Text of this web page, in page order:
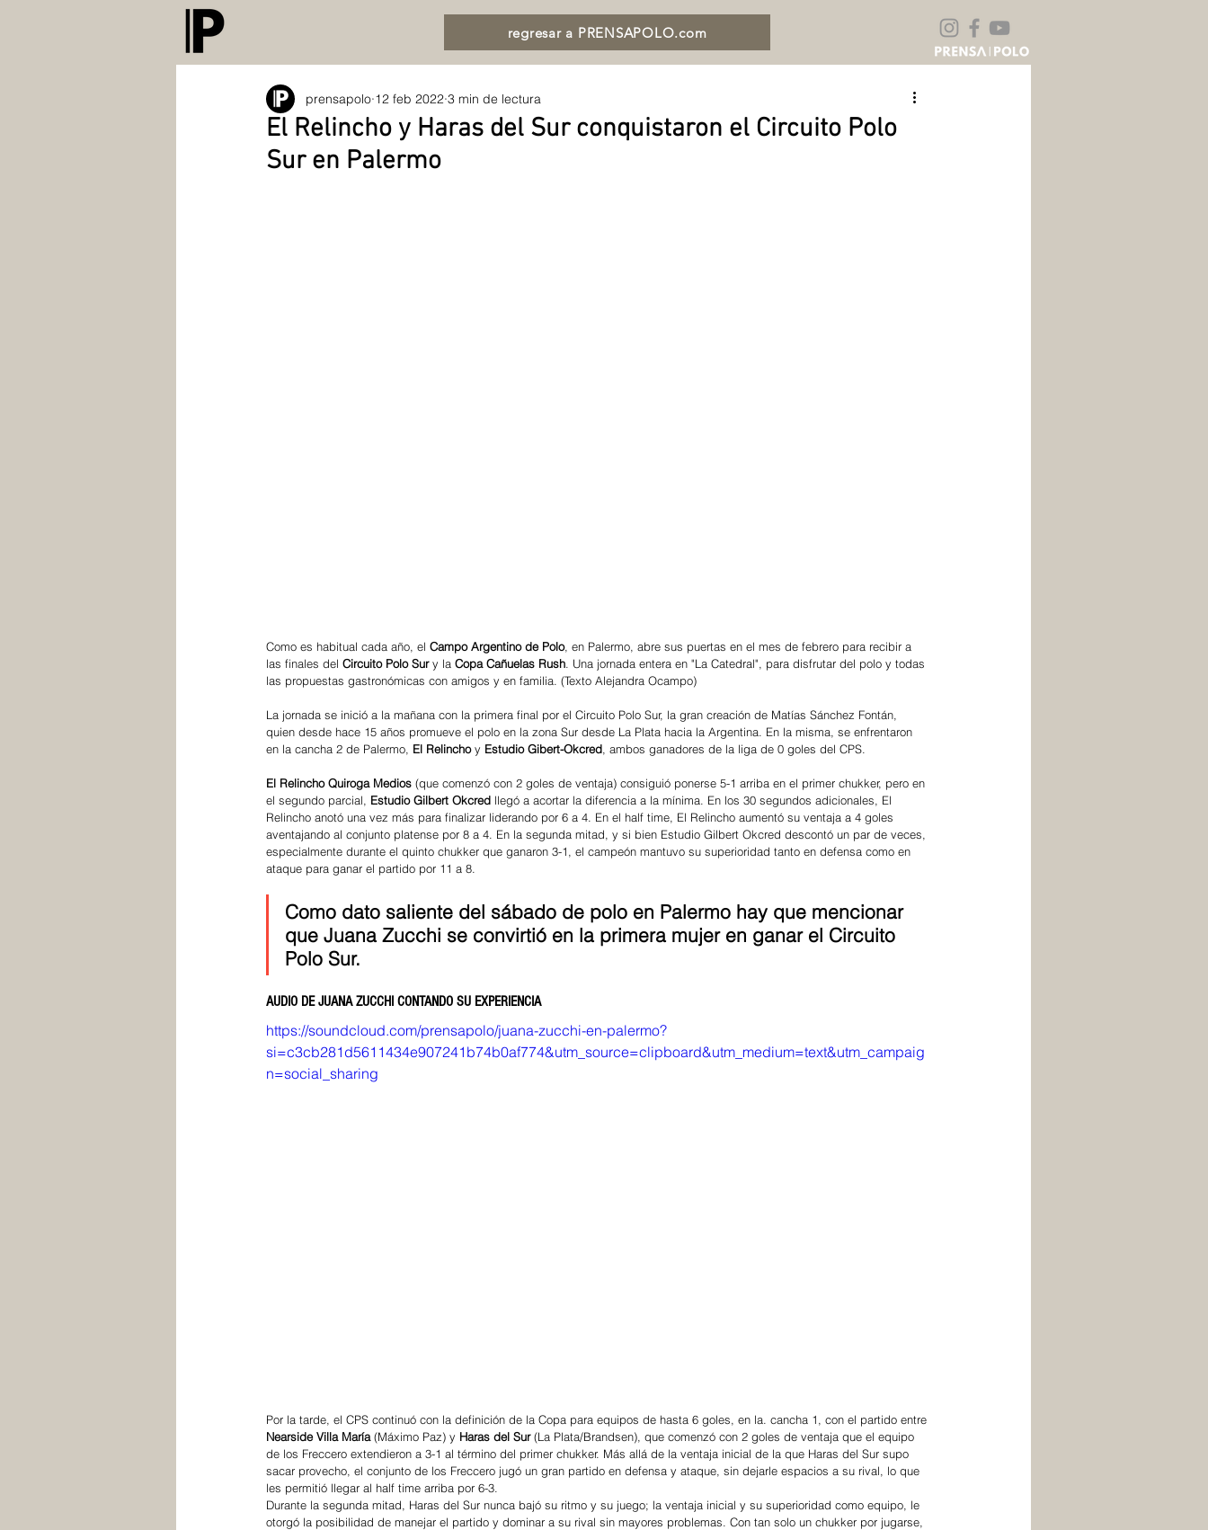
regresar a PRENSAPOLO.com
El Relincho y Haras del Sur conquistaron el Circuito Polo
Sur en Palermo
prensapolo 12 feb 2022 3 min de lectura
Como es habitual cada año, el Campo Argentino de Polo, en Palermo, abre sus puertas en el mes de febrero para recibir a
las finales del Circuito Polo Sur y la Copa Cañuelas Rush. Una jornada entera en "La Catedral", para disfrutar del polo y todas
las propuestas gastronómicas con amigos y en familia. (Texto Alejandra Ocampo)
La jornada se inició a la mañana con la primera final por el Circuito Polo Sur, la gran creación de Matías Sánchez Fontán,
quien desde hace 15 años promueve el polo en la zona Sur desde La Plata hacia la Argentina. En la misma, se enfrentaron
en la cancha 2 de Palermo, El Relincho y Estudio Gibert-Okcred, ambos ganadores de la liga de 0 goles del CPS.
El Relincho Quiroga Medios (que comenzó con 2 goles de ventaja) consiguió ponerse 5-1 arriba en el primer chukker, pero en
el segundo parcial, Estudio Gilbert Okcred llegó a acortar la diferencia a la mínima. En los 30 segundos adicionales, El
Relincho anotó una vez más para finalizar liderando por 6 a 4. En el half time, El Relincho aumentó su ventaja a 4 goles
aventajando al conjunto platense por 8 a 4. En la segunda mitad, y si bien Estudio Gilbert Okcred descontó un par de veces,
especialmente durante el quinto chukker que ganaron 3-1, el campeón mantuvo su superioridad tanto en defensa como en
ataque para ganar el partido por 11 a 8.
Como dato saliente del sábado de polo en Palermo hay que mencionar
que Juana Zucchi se convirtió en la primera mujer en ganar el Circuito
Polo Sur.
AUDIO DE JUANA ZUCCHI CONTANDO SU EXPERIENCIA
https://soundcloud.com/prensapolo/juana-zucchi-en-palermo?
si=c3cb281d5611434e907241b74b0af774&utm_source=clipboard&utm_medium=text&utm_campaig
n=social_sharing
Por la tarde, el CPS continuó con la definición de la Copa para equipos de hasta 6 goles, en la. cancha 1, con el partido entre
Nearside Villa María (Máximo Paz) y Haras del Sur (La Plata/Brandsen), que comenzó con 2 goles de ventaja que el equipo
de los Freccero extendieron a 3-1 al término del primer chukker. Más allá de la ventaja inicial de la que Haras del Sur supo
sacar provecho, el conjunto de los Freccero jugó un gran partido en defensa y ataque, sin dejarle espacios a su rival, lo que
les permitió llegar al half time arriba por 6-3.
Durante la segunda mitad, Haras del Sur nunca bajó su ritmo y su juego; la ventaja inicial y su superioridad como equipo, le
otorgó la posibilidad de manejar el partido y dominar a su rival sin mayores problemas. Con tan solo un chukker por jugarse,